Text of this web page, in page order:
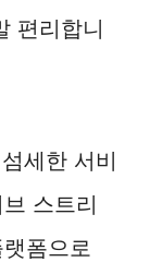
편리합니
세한 서비
스트리
폼으로